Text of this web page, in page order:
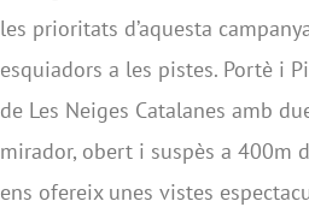
les prioritats d’aquesta
esquiadors a les pistes. Portè i
de Les Neiges Catalanes amb
mirador, obert i suspès a 400m
ens ofereix unes vistes